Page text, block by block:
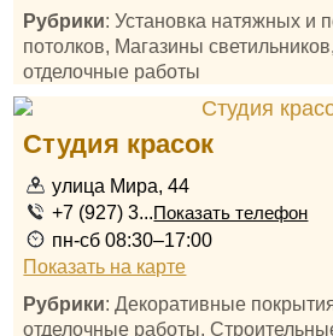
Рубрики: Установка натяжных и
потолков, Магазины
отделочные работы
Студия красок
улица Мира, 44
+7 (927) 3...Показать телефон
пн-сб 08:30–17:00
Показать на карте
Рубрики: Декоративные
отделочные работы,